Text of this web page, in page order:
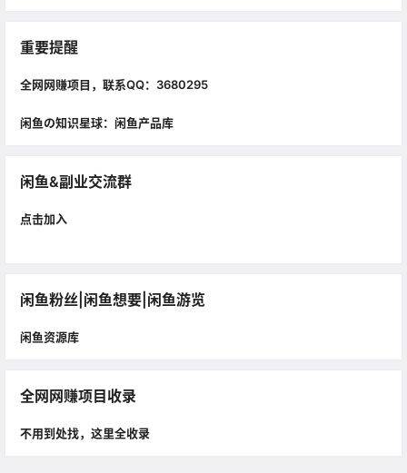
重要提醒
全网网赚项目，联系QQ：3680295
闲鱼の知识星球：闲鱼产品库
闲鱼&副业交流群
点击加入
闲鱼粉丝|闲鱼想要|闲鱼游览
闲鱼资源库
全网网赚项目收录
不用到处找，这里全收录